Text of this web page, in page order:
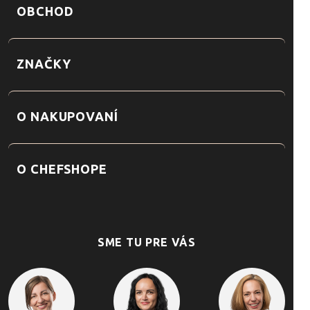
OBCHOD
ZNAČKY
O NAKUPOVANÍ
O CHEFSHOPE
SME TU PRE VÁS